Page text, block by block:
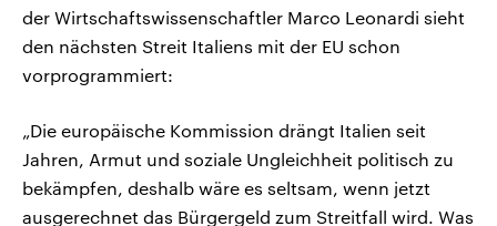
der Wirtschaftswissenschaftler Marco Leonardi sieht
den nächsten Streit Italiens mit der EU schon
vorprogrammiert:
„Die europäische Kommission drängt Italien seit
Jahren, Armut und soziale Ungleichheit politisch zu
bekämpfen, deshalb wäre es seltsam, wenn jetzt
ausgerechnet das Bürgergeld zum Streitfall wird. Was